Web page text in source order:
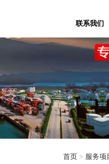
联系我们
首页 > 服务项